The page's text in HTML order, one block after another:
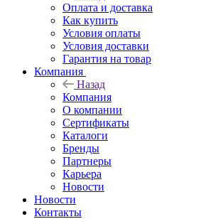
Оплата и доставка
Как купить
Условия оплаты
Условия доставки
Гарантия на товар
Компания
Назад
Компания
О компании
Сертификаты
Каталоги
Бренды
Партнеры
Карьера
Новости
Новости
Контакты